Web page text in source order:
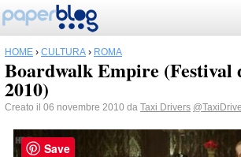
HOME › CULTURA › ROMA
Boardwalk Empire (Festival
2010)
Creato il 06 novembre 2010 da Taxi Drivers
Save